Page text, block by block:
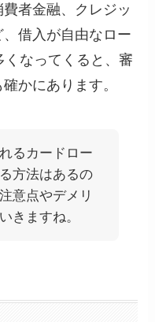
者金融、クレジッ
借入が自由なロー
くなってくると、審
かにあります。
るカードロー
方法はあるの
意点やデメリ
きますね。